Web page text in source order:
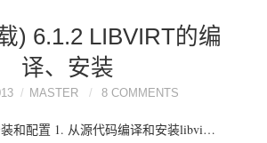
) 6.1.2 LIBVIRT的编
译、安装
MASTER 8 COMMENTS
和配置 1. 从源代码编译和安装libvi…